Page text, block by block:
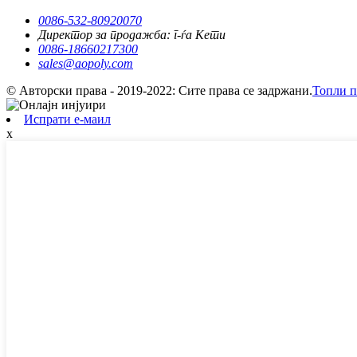
0086-532-80920070
Директор за продажба: г-ѓа Кети
0086-18660217300
sales@aopoly.com
© Авторски права - 2019-2022: Сите права се задржани.Топли
Испрати е-маил
x